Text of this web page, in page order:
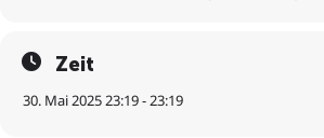
Umsätze absichern?
Zeit
30. Mai 2025 23:19 - 23:19